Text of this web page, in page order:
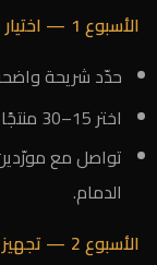
الأسبوع 1 — اختيار المجال والمنتجات
حدّد شريحة
اختر 15–30 منتجًا ذات هامش ≥ 20% بعد الشحن.
الدمام.
الأسبوع 2 — تجهيز العرض والمتجر الخفيف